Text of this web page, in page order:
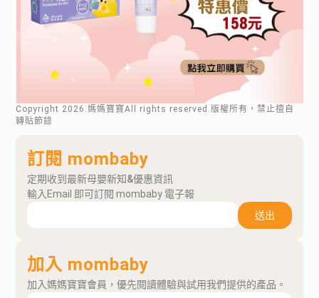
Copyright 2026 .媽媽寶寶All rights reserved.版權所有，禁止擅自
轉貼節錄
訂閱 mombaby
定期收到最新母嬰新知&優惠資訊
輸入Email 即可訂閱 mombaby 電子報
送出
加入 mombaby
加入媽媽寶寶會員，優先閱讀體驗與試用我們提供的產品。